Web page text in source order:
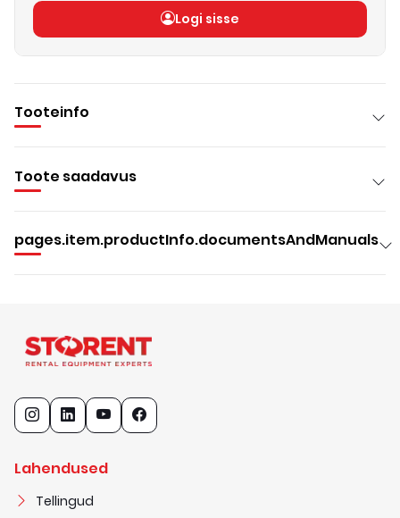
ilma KM-ta)Logi sisse
Tooteinfo
Toote saadavus
pages.item.productInfo.documentsAndManuals
Lahendused
Tellingud